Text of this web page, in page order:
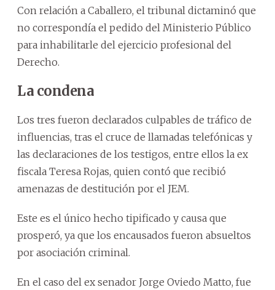
Con relación a Caballero, el tribunal dictaminó que
no correspondía el pedido del Ministerio Público
para inhabilitarle del ejercicio profesional del
Derecho.
La condena
Los tres fueron declarados culpables de tráfico de
influencias, tras el cruce de llamadas telefónicas y
las declaraciones de los testigos, entre ellos la ex
fiscala Teresa Rojas, quien contó que recibió
amenazas de destitución por el JEM.
Este es el único hecho tipificado y causa que
prosperó, ya que los encausados fueron absueltos
por asociación criminal.
En el caso del ex senador Jorge Oviedo Matto, fue